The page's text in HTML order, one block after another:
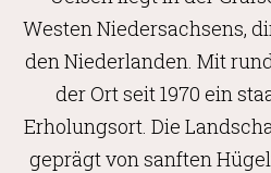
Westen Niedersachsens,
den Niederlanden. Mit
der Ort seit 1970 ein
Erholungsort. Die
geprägt von sanften